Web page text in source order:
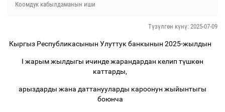
Коомдук кабылдаманын иши
Түзүлгөн күнү: 2025-07-09
Кыргыз Республикасынын Улуттук банкынын 2025-жылдын
I жарым жылдыгы ичинде жарандардан келип түшкөн
каттарды,
арыздарды жана даттанууларды кароонун жыйынтыгы
боюнча